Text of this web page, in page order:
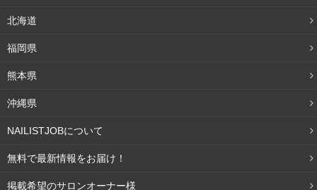
リグナン
分です。そのため、女性ホルモンの乱れが原因の一つとな
る骨粗しょう症や、更年期障害の緩和にも繋がります。
女性ホルモンは、年齢を重ねると乱れやすくなるだけでな
く、生理周期も影響しています。今のうちからリグナンを
取り入れておくことで、体調の安定にもつながるでしょ
北海道
福岡県
熊本県
沖縄県
NAILISTJOBについて
無料で最新情報をお届け！
掲載希望のサロンオーナー様